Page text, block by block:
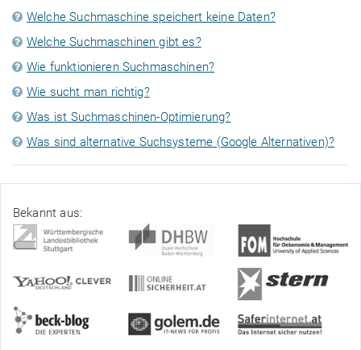
Welche Suchmaschine speichert keine Daten?
Welche Suchmaschinen gibt es?
Wie funktionieren Suchmaschinen?
Wie sucht man richtig?
Was ist Suchmaschinen-Optimierung?
Was sind alternative Suchsysteme (Google Alternativen)?
Bekannt aus: